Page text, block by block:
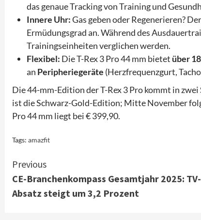
das genaue Tracking von Training und
Innere Uhr:Gas geben oder Regenerieren? Der
Ermüdungsgrad an. Während des
Trainingseinheiten verglichen werden.
Flexibel: Die T-Rex 3 Pro 44 mm bietet über
an Peripheriegeräte (Herzfrequenzgurt,
Die 44-mm-Edition der T-Rex 3 Pro kommt in
ist die Schwarz-Gold-Edition; Mitte November
Pro 44 mm liegt bei € 399,90.
Tags: amazfit
Continue
Reading
Previous
CE-Branchenkompass Gesamtjahr 2025: TV-
Absatz steigt um 3,2 Prozent